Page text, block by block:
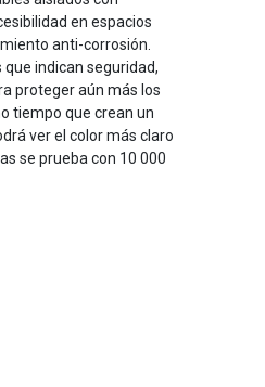
en espacios
anti-corrosión.
indican seguridad,
proteger aún más los
tiempo que crean un
ver el color más claro
se prueba con 10 000